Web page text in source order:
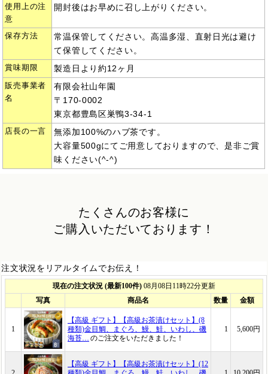
使用上の注
意
開封後はお早めに召し上がりください。
保存方法
常温保管してください。高温多湿、直射日光は避け
て保管してください。
賞味期限 製造日より約12ヶ月
販売事業者
名
有限会社山年園
〒170-0002
東京都豊島区巣鴨3-34-1
店長の一言
無添加100%のハブ茶です。
大容量500gにてご用意しておりますので、是非ご賞
味ください(^-^)
たくさんのお客様に
ご購入いただいております！
注文状況をリアルタイムでお伝え！